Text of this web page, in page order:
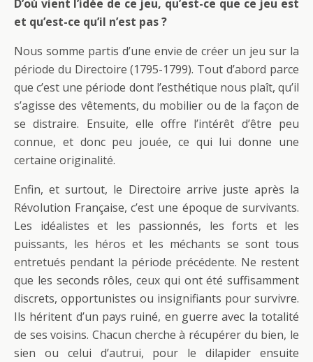
D’où vient l’idée de ce jeu, qu’est-ce que ce jeu est
et qu’est-ce qu’il n’est pas ?
Nous somme partis d’une envie de créer un jeu sur la
période du Directoire (1795-1799). Tout d’abord parce
que c’est une période dont l’esthétique nous plaît, qu’il
s’agisse des vêtements, du mobilier ou de la façon de
se distraire. Ensuite, elle offre l’intérêt d’être peu
connue, et donc peu jouée, ce qui lui donne une
certaine originalité.
Enfin, et surtout, le Directoire arrive juste après la
Révolution Française, c’est une époque de survivants.
Les idéalistes et les passionnés, les forts et les
puissants, les héros et les méchants se sont tous
entretués pendant la période précédente. Ne restent
que les seconds rôles, ceux qui ont été suffisamment
discrets, opportunistes ou insignifiants pour survivre.
Ils héritent d’un pays ruiné, en guerre avec la totalité
de ses voisins. Chacun cherche à récupérer du bien, le
sien ou celui d’autrui, pour le dilapider ensuite